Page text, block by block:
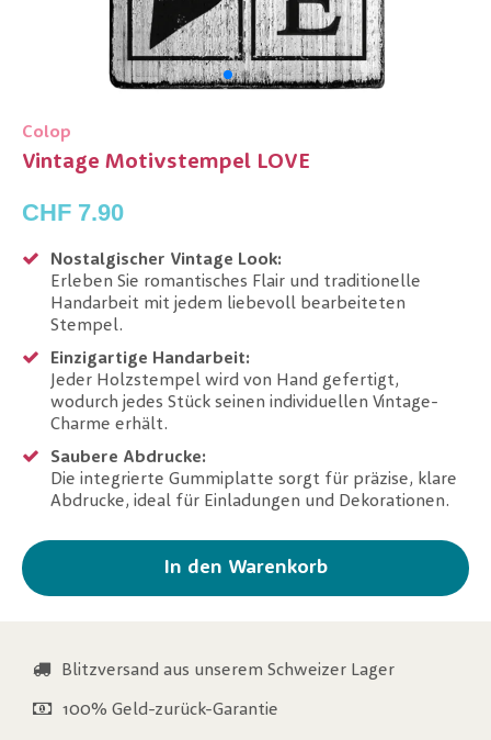
Colop
Vintage Motivstempel LOVE
CHF 7.90
Nostalgischer Vintage Look:
Erleben Sie romantisches Flair und traditionelle
Handarbeit mit jedem liebevoll bearbeiteten
Stempel.
Einzigartige Handarbeit:
Jeder Holzstempel wird von Hand gefertigt,
wodurch jedes Stück seinen individuellen Vintage-
Charme erhält.
Saubere Abdrucke:
Die integrierte Gummiplatte sorgt für präzise, klare
Abdrucke, ideal für Einladungen und Dekorationen.
In den Warenkorb
Blitzversand aus unserem Schweizer Lager
100% Geld-zurück-Garantie